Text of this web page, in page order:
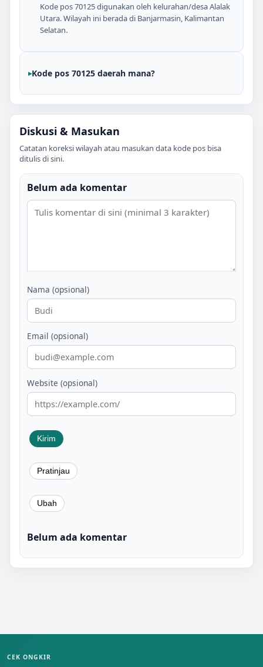
Kode pos 70125 digunakan oleh kelurahan/desa Alalak
Utara. Wilayah ini berada di Banjarmasin, Kalimantan
Selatan.
Kode pos 70125 daerah mana?
Diskusi & Masukan
Catatan koreksi wilayah atau masukan data kode pos bisa
ditulis di sini.
Belum ada komentar
Nama (opsional)
Email (opsional)
Website (opsional)
Belum ada komentar
CEK ONGKIR